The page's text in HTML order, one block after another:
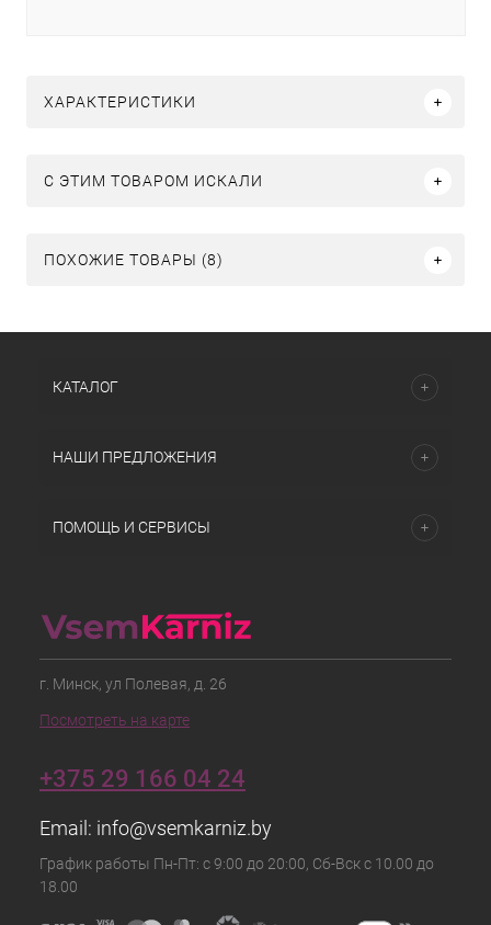
ХАРАКТЕРИСТИКИ
C ЭТИМ ТОВАРОМ ИСКАЛИ
ПОХОЖИЕ ТОВАРЫ (8)
КАТАЛОГ
НАШИ ПРЕДЛОЖЕНИЯ
ПОМОЩЬ И СЕРВИСЫ
г. Минск, ул Полевая, д. 26
Посмотреть на карте
+375 29 166 04 24
Email: info@vsemkarniz.by
График работы Пн-Пт: с 9:00 до 20:00, Сб-Вск с 10.00 до
18.00